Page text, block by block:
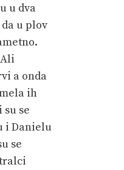
u dva
u plov
a onda
ih
se
i Danielu
se